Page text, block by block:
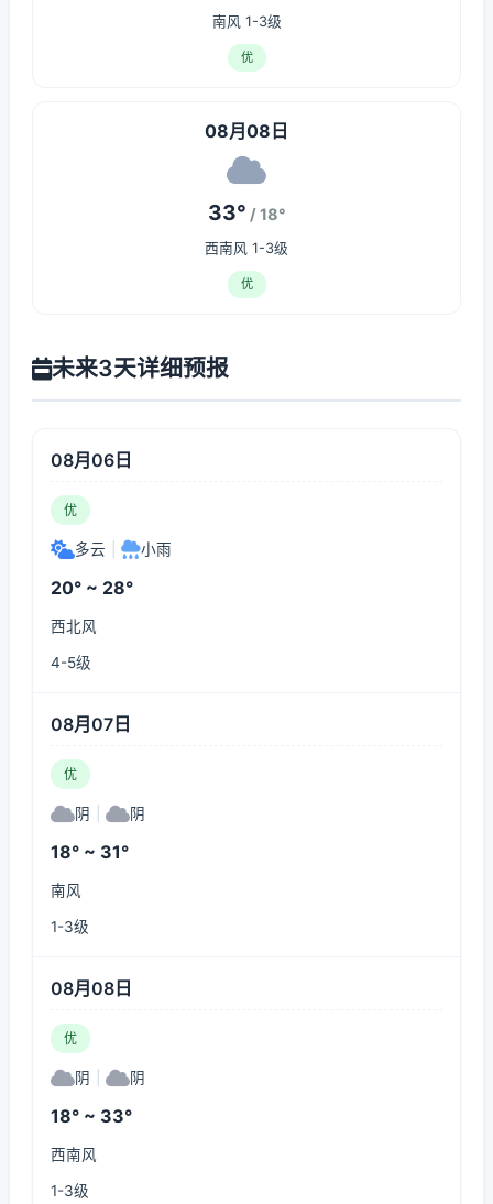
南风 1-3级
优
08月08日
33° / 18°
西南风 1-3级
优
未来3天详细预报
08月06日
优
多云 小雨
20° ~ 28°
西北风
4-5级
08月07日
优
阴 阴
18° ~ 31°
南风
1-3级
08月08日
优
阴 阴
18° ~ 33°
西南风
1-3级